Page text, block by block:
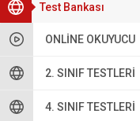
Test Bankası
ONLINE OKUYUCU
2. SINIF TESTLERI
4. SINIF TESTLERI